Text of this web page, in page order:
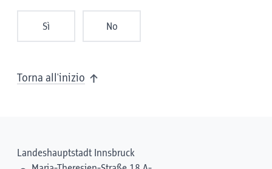
Sì No
Torna all'inizio
Landeshauptstadt Innsbruck